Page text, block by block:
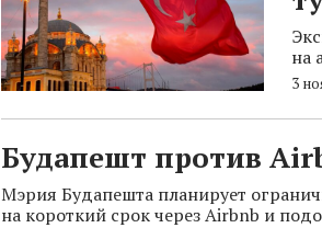
на
3
Будапешт против
Мэрия Будапешта планирует
на короткий срок через Airbnb и